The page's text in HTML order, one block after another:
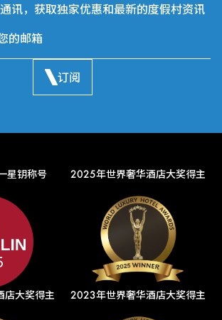
讯，获取独家优惠和最新的度假村资讯
订阅
星钥称号 2025年世界奢华酒店大奖得主
大奖得主 2023年世界奢华酒店大奖得主